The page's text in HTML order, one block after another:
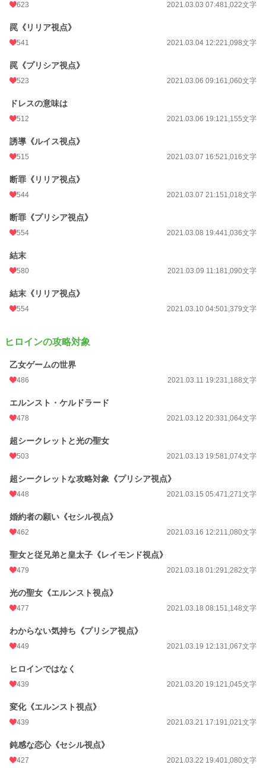
623 2021.03.03 07:481,022文字
罠《リリア視点》
541 2021.03.04 12:221,098文字
罠《プリシア視点》
523 2021.03.06 09:161,060文字
ドレスの意味は
512 2021.03.06 19:121,155文字
誘導《ルイス視点》
515 2021.03.07 16:521,016文字
断罪《リリア視点》
544 2021.03.07 21:151,018文字
断罪《プリシア視点》
554 2021.03.08 19:441,036文字
結末
580 2021.03.09 11:181,090文字
結末《リリア視点》
554 2021.03.10 04:501,379文字
ヒロインの攻略対象
乙女ゲームの世界
486 2021.03.11 19:231,188文字
エルンスト・ケルドラード
478 2021.03.12 20:331,064文字
超シークレットと光の聖女
503 2021.03.13 19:581,074文字
超シークレットな攻略対象《プリシア視点》
448 2021.03.15 05:471,271文字
婚約者の願い《セシル視点》
462 2021.03.16 12:211,080文字
聖女と従兄弟と皇太子《レイモンド視点》
479 2021.03.18 01:291,282文字
光の聖女《エルンスト視点》
477 2021.03.18 08:151,148文字
わからない気持ち《プリシア視点》
449 2021.03.19 12:131,067文字
ヒロインではなく
439 2021.03.20 19:121,045文字
変化《エルンスト視点》
439 2021.03.21 17:191,021文字
鈍感な恋心《セシル視点》
427 2021.03.22 19:401,080文字